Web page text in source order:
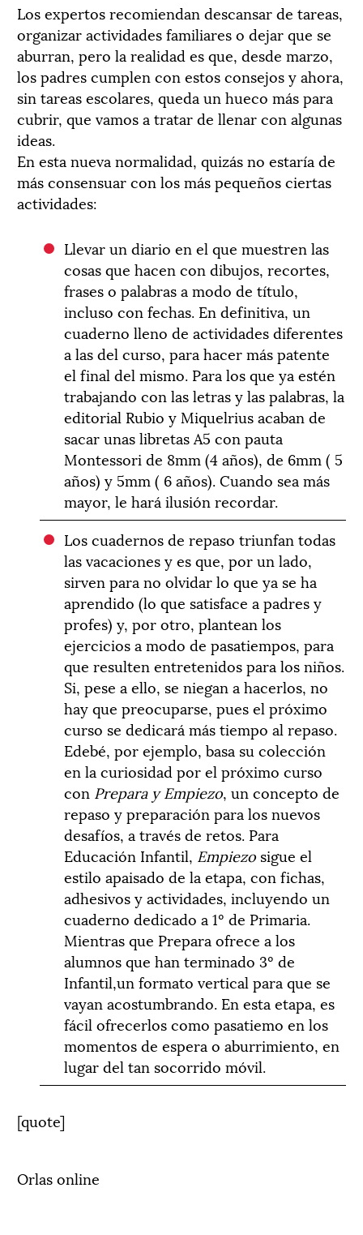
Los expertos recomiendan descansar de tareas,
organizar actividades familiares o dejar que se
aburran, pero la realidad es que, desde marzo,
los padres cumplen con estos consejos y ahora,
sin tareas escolares, queda un hueco más para
cubrir, que vamos a tratar de llenar con algunas
ideas.
En esta nueva normalidad, quizás no estaría de
más consensuar con los más pequeños ciertas
actividades:
Llevar un diario en el que muestren las
cosas que hacen con dibujos, recortes,
frases o palabras a modo de título,
incluso con fechas. En definitiva, un
cuaderno lleno de actividades diferentes
a las del curso, para hacer más patente
el final del mismo. Para los que ya estén
trabajando con las letras y las palabras, la
editorial Rubio y Miquelrius acaban de
sacar unas libretas A5 con pauta
Montessori de 8mm (4 años), de 6mm ( 5
años) y 5mm ( 6 años). Cuando sea más
mayor, le hará ilusión recordar.
Los cuadernos de repaso triunfan todas
las vacaciones y es que, por un lado,
sirven para no olvidar lo que ya se ha
aprendido (lo que satisface a padres y
profes) y, por otro, plantean los
ejercicios a modo de pasatiempos, para
que resulten entretenidos para los niños.
Si, pese a ello, se niegan a hacerlos, no
hay que preocuparse, pues el próximo
curso se dedicará más tiempo al repaso.
Edebé, por ejemplo, basa su colección
en la curiosidad por el próximo curso
con Prepara y Empiezo, un concepto de
repaso y preparación para los nuevos
desafíos, a través de retos. Para
Educación Infantil, Empiezo sigue el
estilo apaisado de la etapa, con fichas,
adhesivos y actividades, incluyendo un
cuaderno dedicado a 1º de Primaria.
Mientras que Prepara ofrece a los
alumnos que han terminado 3º de
Infantil,un formato vertical para que se
vayan acostumbrando. En esta etapa, es
fácil ofrecerlos como pasatiemo en los
momentos de espera o aburrimiento, en
lugar del tan socorrido móvil.
[quote]
Orlas online